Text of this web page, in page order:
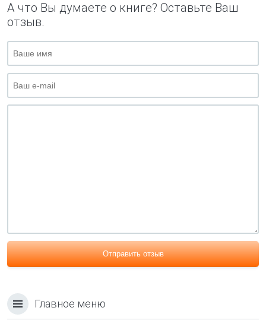
А что Вы думаете о книге? Оставьте Ваш
отзыв.
Отправить отзыв
Главное меню